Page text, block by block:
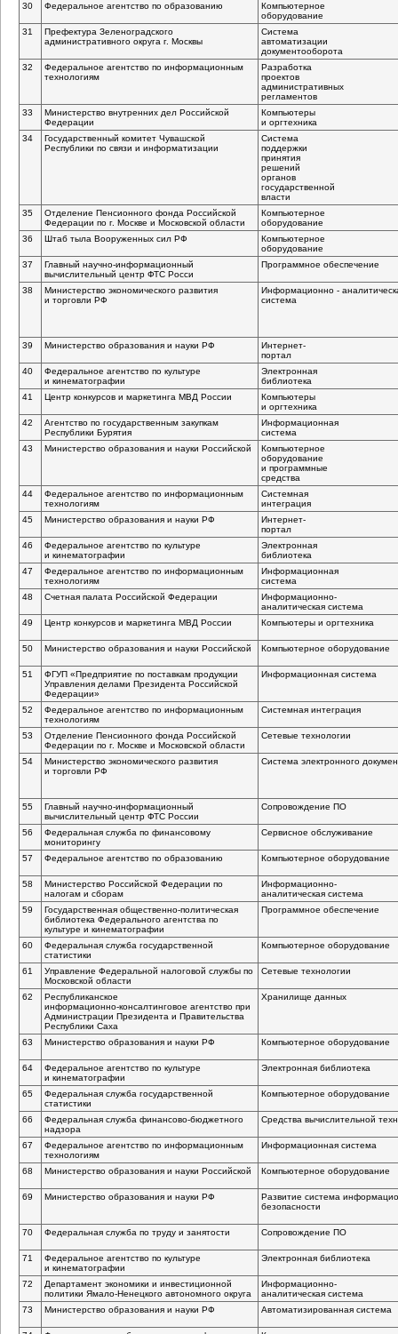
30
Федеральное агентство по образованию
Компьютерное
оборудование
31
Префектура Зеленоградского
административного округа г. Москвы
Система
автоматизации
документооборота
32
Федеральное агентство по информационным
технологиям
Разработка
проектов
административных
регламентов
33
Министерство внутренних дел Российской
Федерации
Компьютеры
и оргтехника
34
Государственный комитет Чувашской
Республики по связи и информатизации
Система
поддержки
принятия
решений
органов
государственной
власти
35
Отделение Пенсионного фонда Российской
Федерации по г. Москве и Московской области
Компьютерное
оборудование
36
Штаб тыла Вооруженных сил РФ
Компьютерное
оборудование
37
Главный научно-информационный
вычислительный центр ФТС Росси
Программное обеспечение
38
Министерство экономического развития
и торговли РФ
Информационно -
система
39 Министерство образования и науки РФ
Интернет-
портал
40
Федеральное агентство по культуре
и кинематографии
Электронная
библиотека
41
Центр конкурсов и маркетинга МВД России
Компьютеры
и оргтехника
42
Агентство по государственным закупкам
Республики Бурятия
Информационная
система
43
Министерство образования и науки Российской
Компьютерное
оборудование
и программные
средства
44
Федеральное агентство по информационным
технологиям
Системная
интеграция
45
Министерство образования и науки РФ
Интернет-
портал
46
Федеральное агентство по культуре
и кинематографии
Электронная
библиотека
47
Федеральное агентство по информационным
технологиям
Информационная
система
48
Счетная палата Российской Федерации
Информационно-
аналитическая система
49
Центр конкурсов и маркетинга МВД России Компьютеры и оргтехника
50 Министерство образования и науки Российской Компьютерное оборудование
51
ФГУП «Предприятие по поставкам продукции
Управления делами Президента Российской
Федерации»
Информационная система
52
Федеральное агентство по информационным
технологиям
Системная интеграция
53
Отделение Пенсионного фонда Российской
Федерации по г. Москве и Московской области
Сетевые технологии
54
Министерство экономического развития
и торговли РФ
Система электронного
55 Главный научно-информационный
вычислительный центр ФТС России
Сопровождение ПО
56
Федеральная служба по финансовому
мониторингу
Сервисное обслуживание
57 Федеральное агентство по образованию Компьютерное оборудование
58
Министерство Российской Федерации по
налогам и сборам
Информационно-
аналитическая система
59
Государственная общественно-политическая
библиотека Федерального агентства по
культуре и кинематографии
Программное обеспечение
60
Федеральная служба государственной
статистики
Компьютерное оборудование
61
Управление Федеральной налоговой службы по
Московской области
Сетевые технологии
62
Республиканское
информационно-консалтинговое агентство при
Администрации Президента и Правительства
Республики Саха
Хранилище данных
63 Министерство образования и науки РФ Компьютерное оборудование
64
Федеральное агентство по культуре
и кинематографии
Электронная библиотека
65
Федеральная служба государственной
статистики
Компьютерное оборудование
66 Федеральная служба финансово-бюджетного
надзора
Средства вычислительной
67
Федеральное агентство по информационным
технологиям
Информационная система
68 Министерство образования и науки Российской Компьютерное оборудование
69 Министерство образования и науки РФ
Развитие система
безопасности
70 Федеральная служба по труду и занятости Сопровождение ПО
71
Федеральное агентство по культуре
и кинематографии
Электронная библиотека
72
Департамент экономики и инвестиционной
политики Ямало-Ненецкого автономного округа
Информационно-
аналитическая система
73
Министерство образования и науки РФ Автоматизированная система